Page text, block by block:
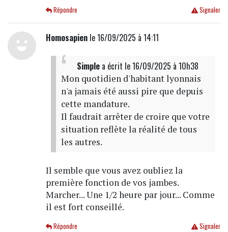
Signaler
Répondre
Homosapienle 16/09/2025 à 14:11
Simplea écrit le 16/09/2025 à 10h38
Mon quotidien d'habitant lyonnais
n'a jamais été aussi pire que depuis
cette mandature.
Il faudrait arrêter de croire que votre
situation reflète la réalité de tous
les autres.
Il semble que vous avez oubliez la
première fonction de vos jambes.
Marcher... Une 1/2 heure par jour... Comme
il est fort conseillé.
Signaler
Répondre